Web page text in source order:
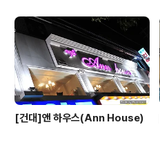
[건대]앤 하우스(Ann House)